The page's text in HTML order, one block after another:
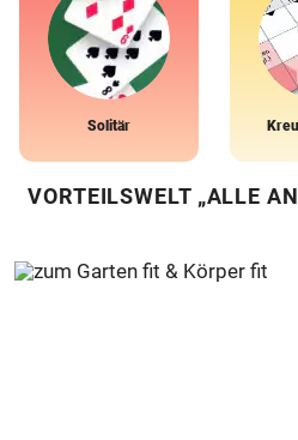
Solitär
VORTEILSWELT „ALLE